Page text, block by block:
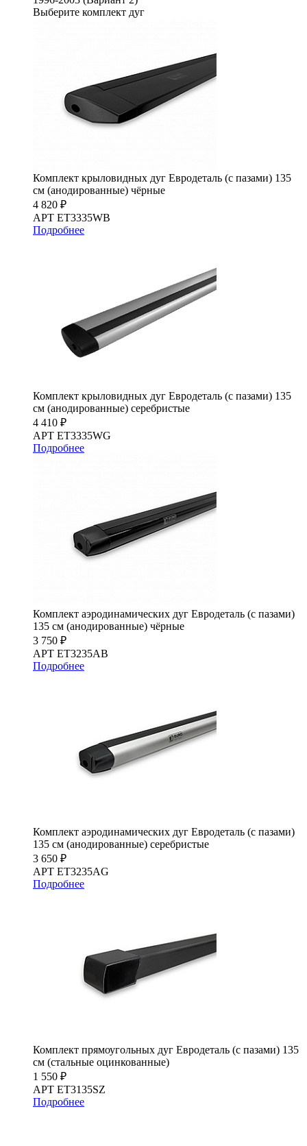
Выберите комплект дуг
Комплект крыловидных дуг Евродеталь (с пазами) 135
см (анодированные) чёрные
4 820 ₽
АРТ ET3335WB
Подробнее
Комплект крыловидных дуг Евродеталь (с пазами) 135
см (анодированные) серебристые
4 410 ₽
АРТ ET3335WG
Подробнее
Комплект аэродинамических дуг Евродеталь (с пазами)
135 см (анодированные) чёрные
3 750 ₽
АРТ ET3235AB
Подробнее
Комплект аэродинамических дуг Евродеталь (с пазами)
135 см (анодированные) серебристые
3 650 ₽
АРТ ET3235AG
Подробнее
Комплект прямоугольных дуг Евродеталь (с пазами) 135
см (стальные оцинкованные)
1 550 ₽
АРТ ET3135SZ
Подробнее